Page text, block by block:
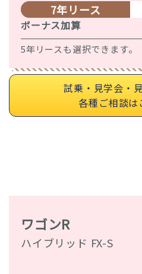
7年リース
ボーナス加算
5年リースも選択できます。
試乗・見学会・
各種ご相談は
ワゴンR
ハイブリッド FX-S